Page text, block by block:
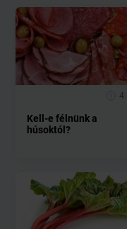
4
Kell-e félnünk a
húsoktól?